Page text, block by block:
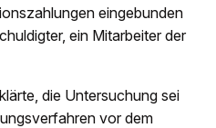
eingebunden
ein Mitarbeiter der
die Untersuchung sei
vor dem